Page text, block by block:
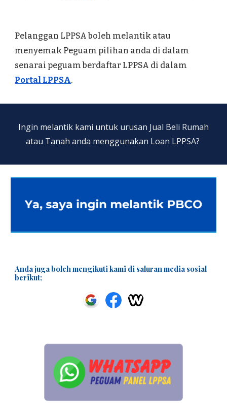
Pelanggan LPPSA boleh melantik atau
menyemak Peguam pilihan anda di dalam
senarai peguam berdaftar LPPSA di dalam
Portal LPPSA.
Ingin melantik kami untuk urusan Jual Beli Rumah
atau Tanah anda menggunakan Loan LPPSA?
Anda juga boleh mengikuti kami di saluran media sosial
berikut;